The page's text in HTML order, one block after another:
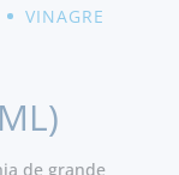
VINAGRE
de grande